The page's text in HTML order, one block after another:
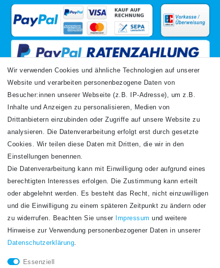
VERSANDARTEN
Newsletter
Honig
Hiermit bestätige ich, dass ich dieDaten­schutz­erklärunggelesen habe. Meine
Wir verwenden Cookies und ähnliche Technologien auf unserer
Website und verarbeiten personenbezogene Daten von
Besucher:innen unserer Webseite (z.B. IP-Adresse), um z.B.
Inhalte und Anzeigen zu personalisieren, Medien von
Drittanbietern einzubinden oder Zugriffe auf unsere Website zu
analysieren. Die Datenverarbeitung erfolgt erst durch gesetzte
Cookies. Wir teilen diese Daten mit Dritten, die wir in den
Einstellungen benennen.
Die Datenverarbeitung kann mit Einwilligung oder aufgrund eines
berechtigten Interesses erfolgen. Die Zustimmung kann erteilt
oder abgelehnt werden. Es besteht das Recht, nicht einzuwilligen
und die Einwilligung zu einem späteren Zeitpunkt zu ändern oder
zu widerrufen. Beachten Sie unser
Impressum und weitere
Hinweise zur Verwendung personenbezogener Daten in unserer
Daten­schutz­erklärung.
Essenziell